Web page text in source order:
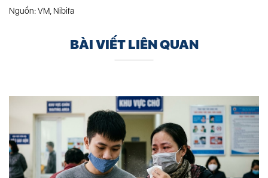
Nguồn: VM, Nibifa
BÀI VIẾT LIÊN QUAN